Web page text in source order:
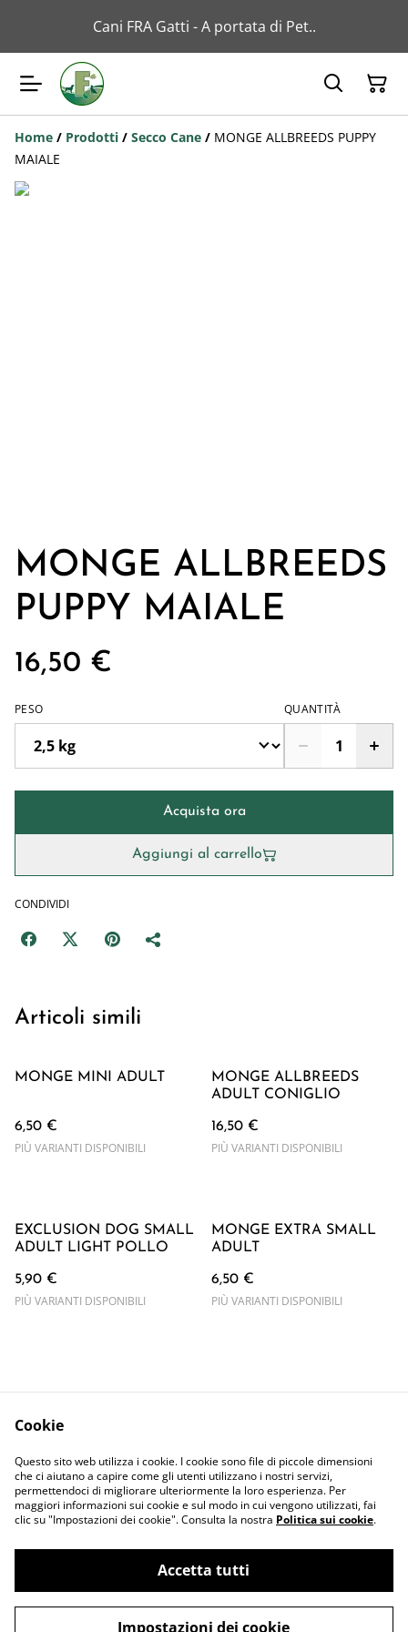
Cani FRA Gatti - A portata di Pet..
Home / Prodotti / Secco Cane / MONGE ALLBREEDS PUPPY
MAIALE
MONGE ALLBREEDS
PUPPY MAIALE
16,50 €
PESO QUANTITÀ
Acquista ora
Aggiungi al carrello
CONDIVIDI
Articoli simili
MONGE MINI ADULT
6,50 €
PIÙ VARIANTI DISPONIBILI
MONGE ALLBREEDS
ADULT CONIGLIO
16,50 €
PIÙ VARIANTI DISPONIBILI
EXCLUSION DOG SMALL
ADULT LIGHT POLLO
5,90 €
PIÙ VARIANTI DISPONIBILI
MONGE EXTRA SMALL
ADULT
6,50 €
PIÙ VARIANTI DISPONIBILI
Privacy Policy
Cookie Policy
©2026cani FRA gatti
Cookie
Questo sito web utilizza i cookie. I cookie sono file di piccole dimensioni
che ci aiutano a capire come gli utenti utilizzano i nostri servizi,
permettendoci di migliorare ulteriormente la loro esperienza. Per
maggiori informazioni sui cookie e sul modo in cui vengono utilizzati, fai
clic su "Impostazioni dei cookie". Consulta la nostra Politica sui cookie.
Accetta tutti
Impostazioni dei cookie